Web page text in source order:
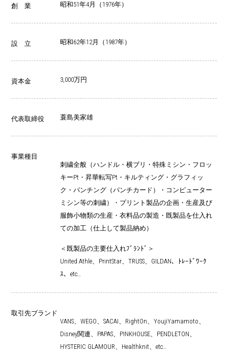
創 業 昭和51年4月（1976年）
設 立 昭和62年12月（1987年）
資本金 3,000万円
代表取締役 蓑島美家雄
事業種目
刺繍全般（ハンドル・横ブリ・特殊ミシン・フロッ
キーPt・昇華転写Pt・キルティング・グラフィッ
ク・パンチング（パンチカード）・コンピューター
ミシン等の刺繍）・プリント製品の企画・生産及び
服飾小物類の生産・衣料品の製造・既製品を仕入れ
ての加工（仕上して製品納め）
＜既製品の主要仕入れﾌﾞﾗﾝﾄﾞ＞
United Athle、PrintStar、TRUSS、GILDAN、ﾄﾚｰﾄﾞﾜｰｸ
ｽ、etc…
取引先ブランド
VANS、WEGO、SACAI、RightOn、YoujiYamamoto、
Disney関連、PAPAS、PINKHOUSE、PENDLETON、
HYSTERIC GLAMOUR、Healthknit、etc…